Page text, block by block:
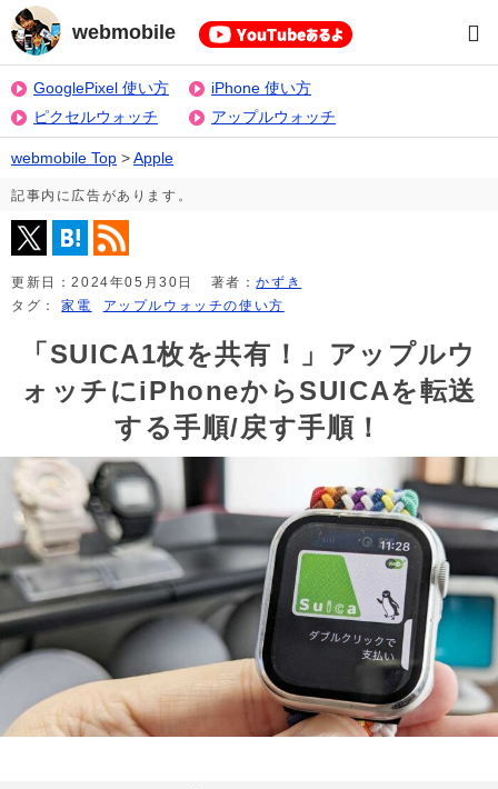
webmobile
GooglePixel 使い方
iPhone 使い方
ピクセルウォッチ
アップルウォッチ
webmobile Top >Apple
記事内に広告があります。
更新日：2024年05月30日 著者：かずき
タグ：家電 アップルウォッチの使い方
「SUICA1枚を共有！」アップルウ
ォッチにiPhoneからSUICAを転送
する手順/戻す手順！